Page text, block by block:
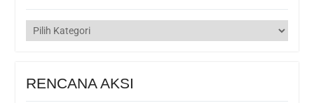
KATEGORI
RENCANA AKSI